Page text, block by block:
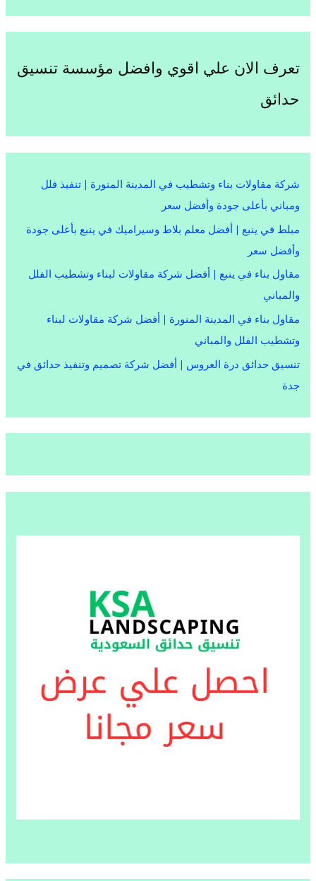
تعرف الان علي اقوي وافضل مؤسسة تنسيق
حدائق
شركة مقاولات بناء وتشطيب في المدينة المنورة | تنفيذ فلل
ومباني بأعلى جودة وأفضل سعر
مبلط في ينبع | أفضل معلم بلاط وسيراميك في ينبع بأعلى جودة
وأفضل سعر
مقاول بناء في ينبع | أفضل شركة مقاولات لبناء وتشطيب الفلل
والمباني
مقاول بناء في المدينة المنورة | أفضل شركة مقاولات لبناء
وتشطيب الفلل والمباني
تنسيق حدائق درة العروس | أفضل شركة تصميم وتنفيذ حدائق في
جدة